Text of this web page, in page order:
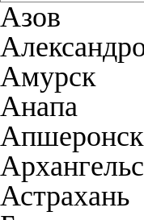
Азов
Амурск
Анапа
Апшеронск
Астрахань